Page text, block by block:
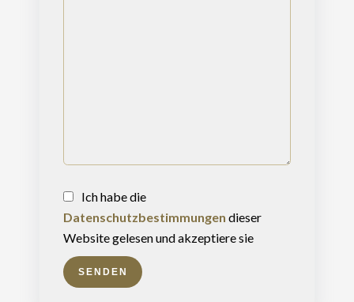
Ich habe die
Datenschutzbestimmungen dieser
Website gelesen und akzeptiere sie
SENDEN